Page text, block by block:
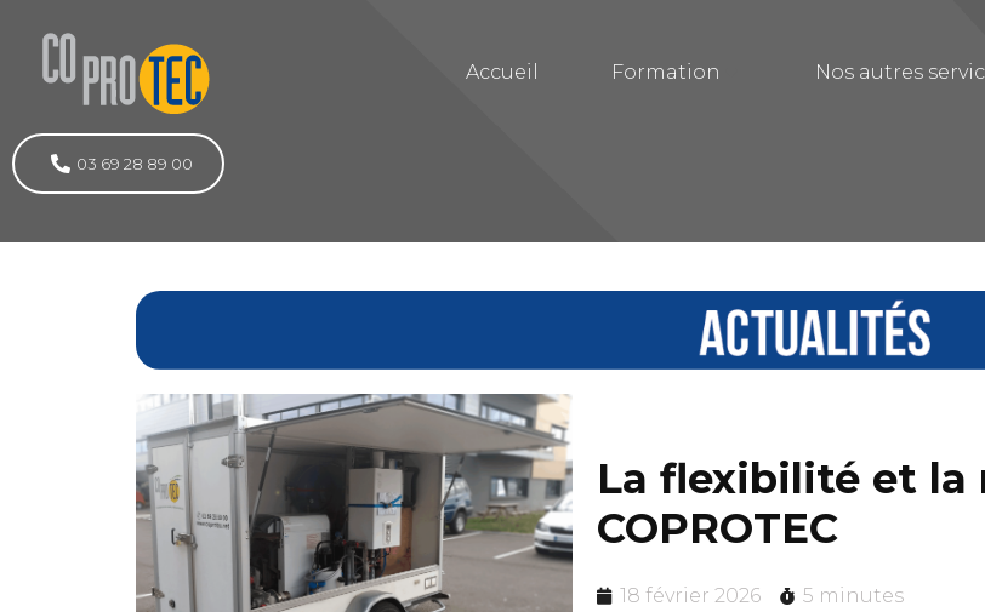
Accueil Formation Nos autres
03 69 28 89 00
La flexibilité et la
COPROTEC
18 février 2026 5 minutes